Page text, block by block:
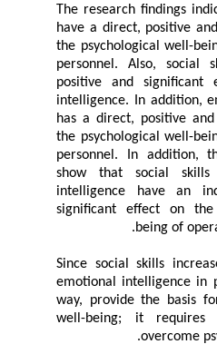
The research findings
have a direct, positive
the psychological well-
personnel. Also,
positive and
intelligence. In addition,
has a direct, positive
the psychological well-
personnel. In addition,
show that social
intelligence have an
significant effect on
being of
Since social skills
emotional intelligence
way, provide the basis
well-being; it
overcome